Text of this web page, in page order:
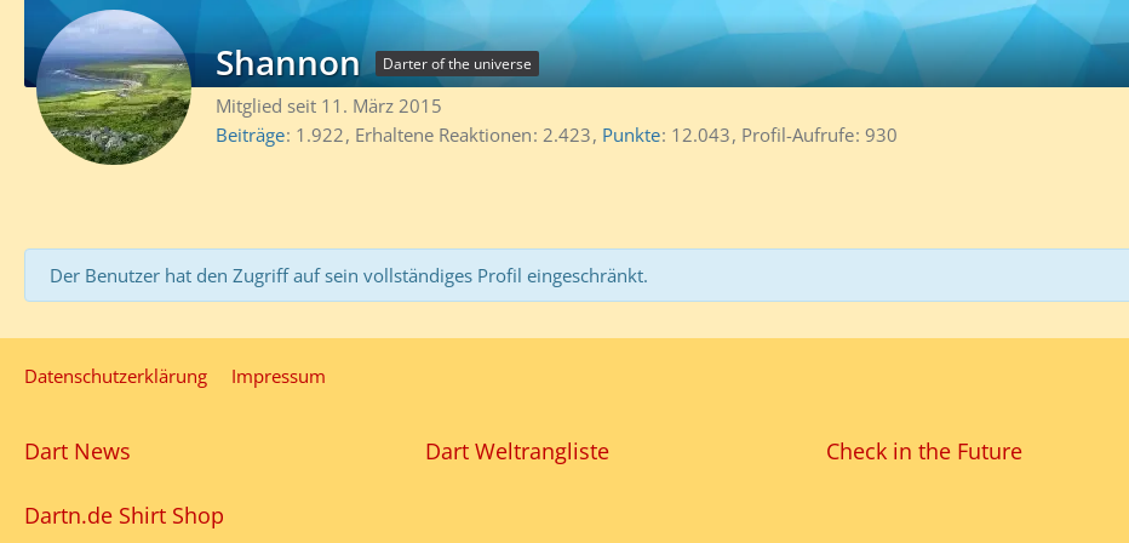
Shannon Darter of the universe
Mitglied seit 11. März 2015
Beiträge 1.922 Erhaltene Reaktionen 2.423 Punkte 12.043 Profil-Aufrufe 930
Der Benutzer hat den Zugriff auf sein vollständiges Profil eingeschränkt.
Datenschutzerklärung Impressum
Dart News Dart Weltrangliste Check in the Future
Dartn.de Shirt Shop